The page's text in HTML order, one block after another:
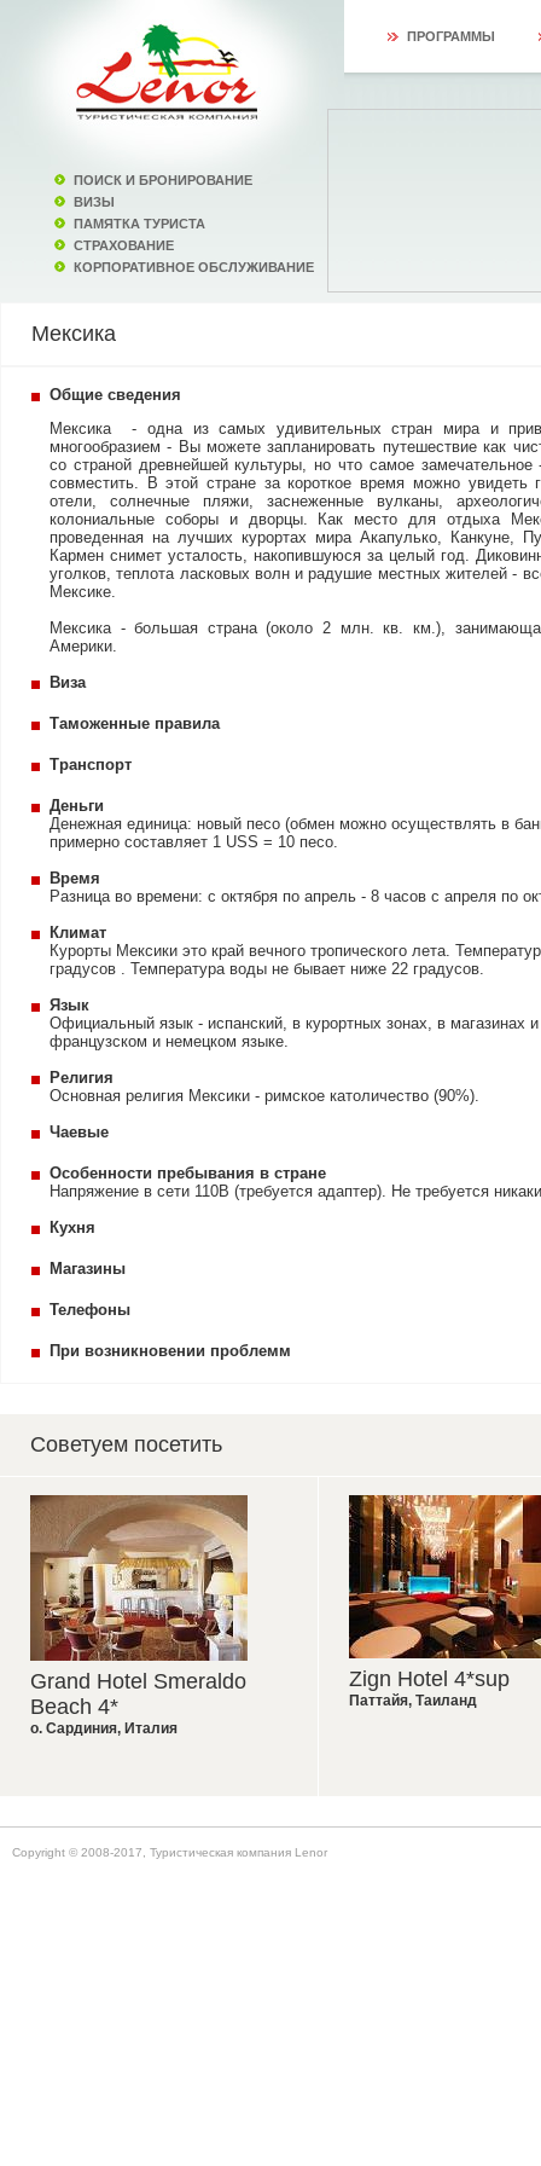
ПРОГРАММЫ
ПОИСК И БРОНИРОВАНИЕ
ВИЗЫ
ПАМЯТКА ТУРИСТА
СТРАХОВАНИЕ
КОРПОРАТИВНОЕ ОБСЛУЖИВАНИЕ
Мексика
Общие сведения
Мексика - одна из самых удивительных стран мира и
многообразием - Вы можете запланировать путешествие как
со страной древнейшей культуры, но что самое
совместить. В этой стране за короткое время можно увидеть
отели, солнечные пляжи, заснеженные вулканы,
колониальные соборы и дворцы. Как место для отдыха
проведенная на лучших курортах мира Акапулько, Канкуне,
Кармен снимет усталость, накопившуюся за целый год.
уголков, теплота ласковых волн и радушие местных жителей -
Мексике.
Мексика - большая страна (около 2 млн. кв. км.),
Америки.
Виза
Таможенные правила
Транспорт
Деньги
Денежная единица: новый песо (обмен можно осуществлять в
примерно составляет 1 USS = 10 песо.
Время
Разница во времени: с октября по апрель - 8 часов с апреля по
Климат
Курорты Мексики это край вечного тропического лета.
градусов . Температура воды не бывает ниже 22 градусов.
Язык
Официальный язык - испанский, в курортных зонах, в магазинах
французском и немецком языке.
Религия
Основная религия Мексики - римское католичество (90%).
Чаевые
Особенности пребывания в стране
Напряжение в сети 110В (требуется адаптер). Не требуется
Кухня
Магазины
Телефоны
При возникновении проблемм
Советуем посетить
Grand Hotel Smeraldo
Beach 4*
о. Сардиния, Италия
Zign Hotel 4*sup
Паттайя, Таиланд
Copyright © 2008-2017, Туристическая компания Lenor